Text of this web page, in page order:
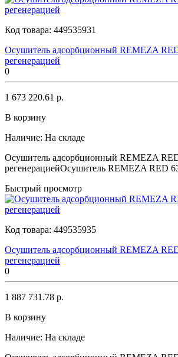
Код товара: 449535931
Осушитель адсорбционный REMEZA
регенерацией
0
1 673 220.61 р.
В корзину
Наличие: На складе
Осушитель адсорбционный REMEZA
регенерациейОсушитель REMEZA RED
Быстрый просмотр
Код товара: 449535935
Осушитель адсорбционный REMEZA
регенерацией
0
1 887 731.78 р.
В корзину
Наличие: На складе